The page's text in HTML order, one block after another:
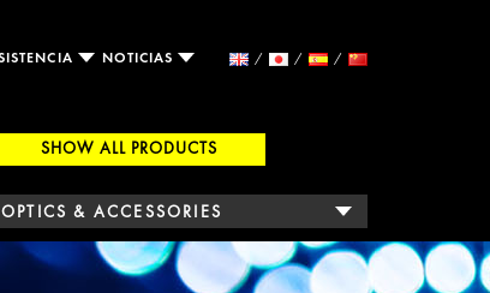
NOTICIAS
SHOW ALL PRODUCTS
OPTICS & ACCESSORIES